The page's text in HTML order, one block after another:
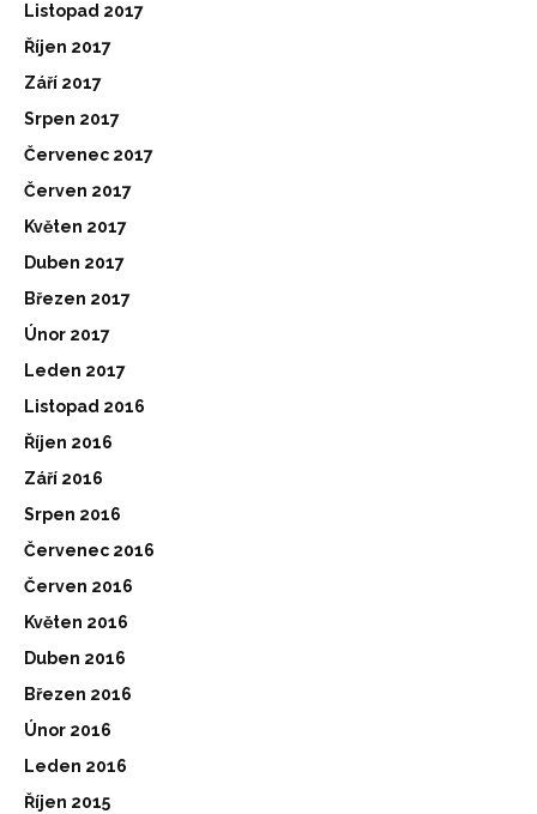
Listopad 2017
Říjen 2017
Září 2017
Srpen 2017
Červenec 2017
Červen 2017
Květen 2017
Duben 2017
Březen 2017
Únor 2017
Leden 2017
Listopad 2016
Říjen 2016
Září 2016
Srpen 2016
Červenec 2016
Červen 2016
Květen 2016
Duben 2016
Březen 2016
Únor 2016
Leden 2016
Říjen 2015